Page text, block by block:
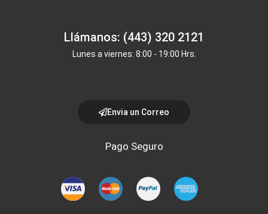
Llámanos: (443) 320 2121
Lunes a viernes: 8:00 - 19:00 Hrs.
Envia un Correo
Pago Seguro